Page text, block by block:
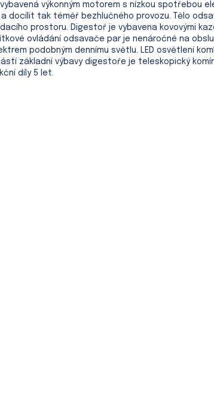
výkonným motorem s nízkou spotřebou
docílit tak téměř bezhlučného provozu. Tělo
prostoru. Digestoř je vybavena kovovými
ovládání odsavače par je nenáročné na
podobným dennímu světlu. LED osvětlení
základní výbavy digestoře je teleskopický
díly 5 let.